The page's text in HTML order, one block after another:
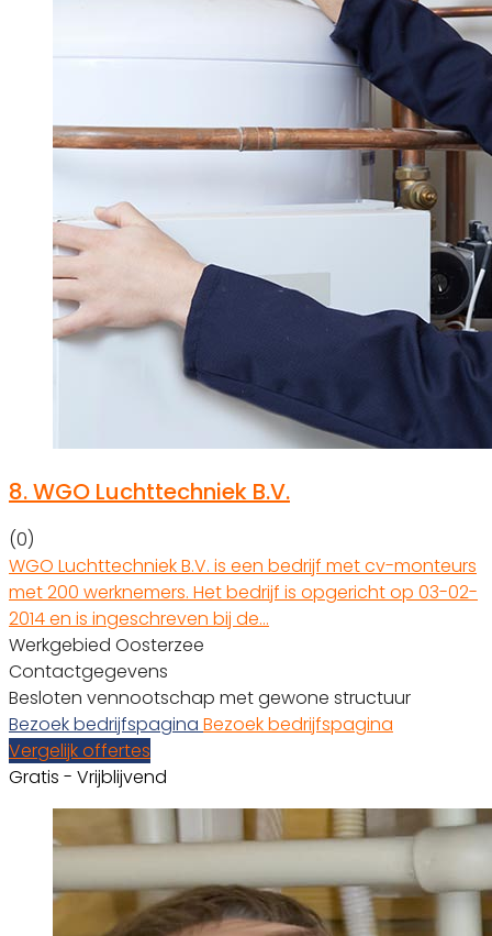
8.WGO Luchttechniek B.V.
(0)
WGO Luchttechniek B.V. is een bedrijf met cv-monteurs
met 200 werknemers. Het bedrijf is opgericht op 03-02-
2014 en is ingeschreven bij de…
Werkgebied Oosterzee
Contactgegevens
Besloten vennootschap met gewone structuur
Bezoek bedrijfspagina Bezoek bedrijfspagina
Vergelijk offertes
Gratis - Vrijblijvend